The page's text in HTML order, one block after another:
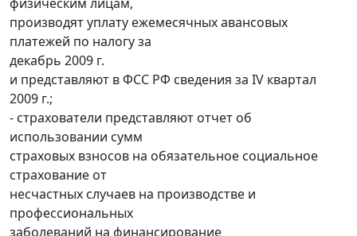
производят уплату ежемесячных авансовых
платежей по налогу за
декабрь 2009 г.
и представляют в ФСС РФ сведения за IV квартал
2009 г.;
- страхователи представляют отчет об
использовании сумм
страховых взносов на обязательное социальное
страхование от
несчастных случаев на производстве и
профессиональных
заболеваний на финансирование